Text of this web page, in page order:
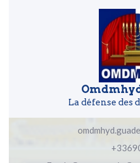
La défense des